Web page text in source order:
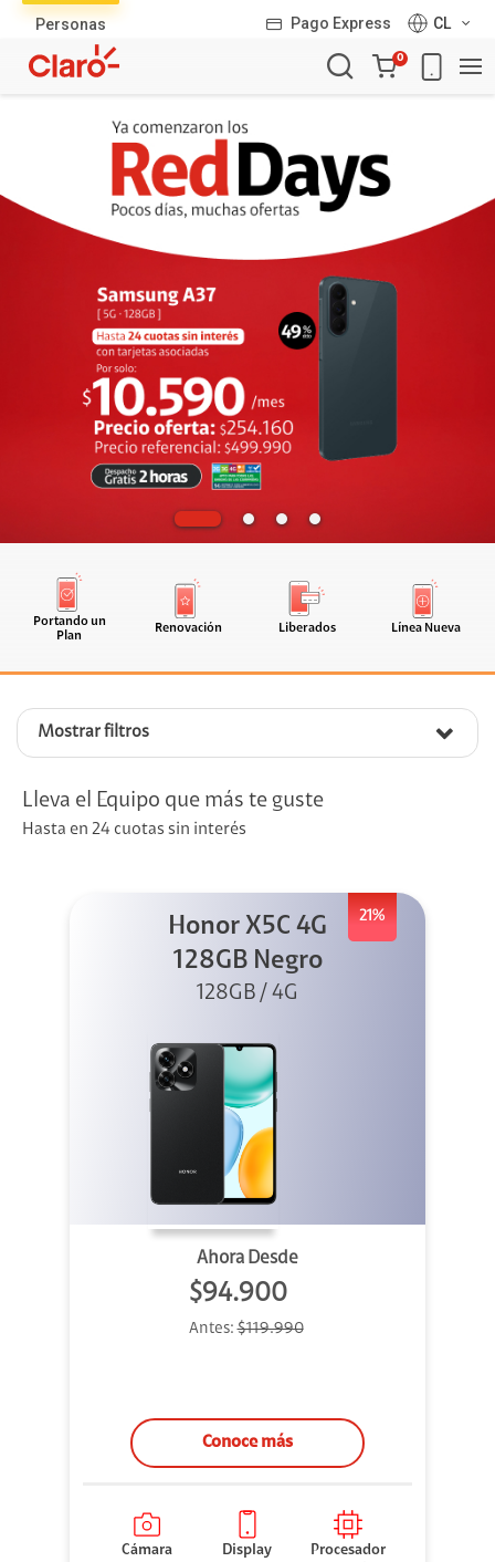
Personas Pago Express
CL
Carro
de
0
Portando un
Plan
Renovación Liberados Línea Nueva
Mostrar filtros
productos
Lleva el Equipo que más te guste
Hasta en 24 cuotas sin interés
21%
Honor X5C 4G
128GB Negro
128GB / 4G
Ahora Desde
$94.900
Antes:$119.990
Conoce más
Cámara
Display
Procesador